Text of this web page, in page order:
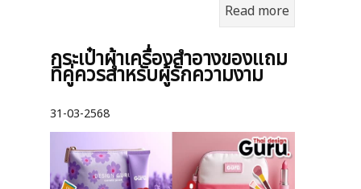
Read more
กระเป๋าผ้าเครื่องสําอางของแถม
ที่คู่ควรสำหรับผู้รักความงาม
31-03-2568